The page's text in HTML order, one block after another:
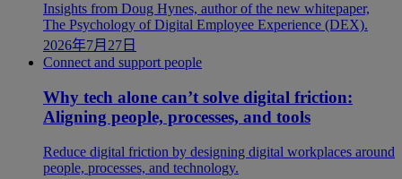
Insights from Doug Hynes, author of the new whitepaper,
The Psychology of Digital Employee Experience (DEX).
2026年7月27日
Connect and support people
Why tech alone can’t solve digital friction:
Aligning people, processes, and tools
Reduce digital friction by designing digital workplaces around
people, processes, and technology.